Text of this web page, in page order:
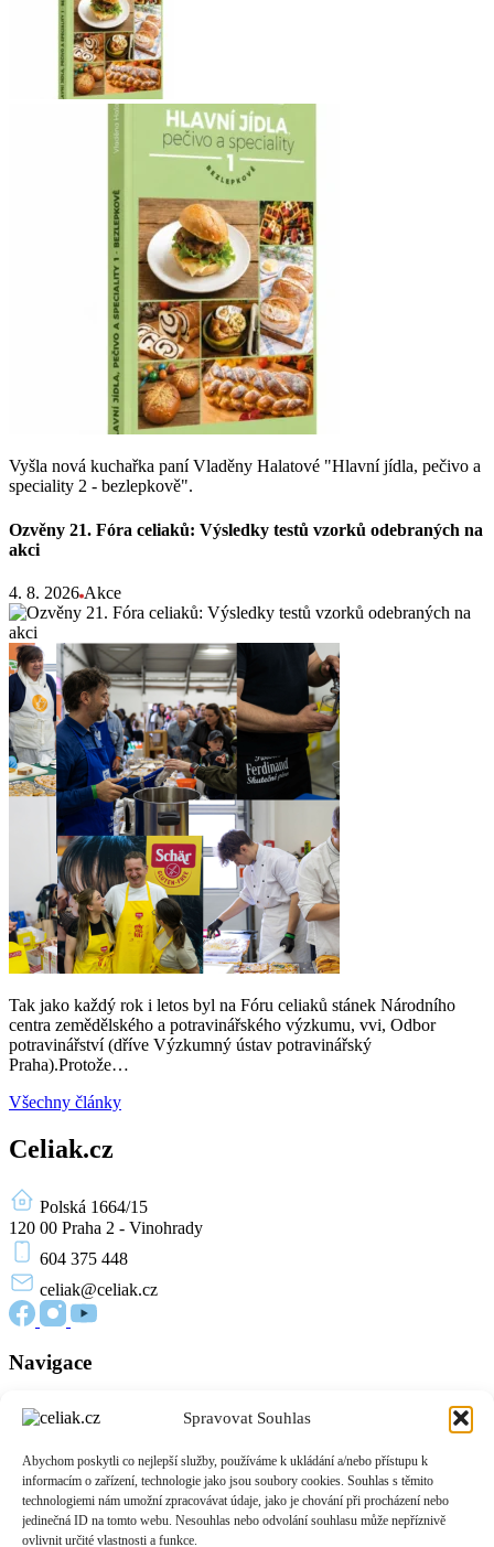
Spravovat Souhlas
Abychom poskytli co nejlepší služby, používáme k ukládání a/nebo přístupu k
informacím o zařízení, technologie jako jsou soubory cookies. Souhlas s těmito
technologiemi nám umožní zpracovávat údaje, jako je chování při procházení nebo
jedinečná ID na tomto webu. Nesouhlas nebo odvolání souhlasu může nepříznivě
ovlivnit určité vlastnosti a funkce.
Vyšla nová kuchařka paní Vladěny Halatové "Hlavní jídla, pečivo a
speciality 2 - bezlepkově".
Ozvěny 21. Fóra celiaků: Výsledky testů vzorků odebraných na
akci
4. 8. 2026 Akce
Tak jako každý rok i letos byl na Fóru celiaků stánek Národního
centra zemědělského a potravinářského výzkumu, vvi, Odbor
potravinářství (dříve Výzkumný ústav potravinářský
Praha).Protože…
Všechny články
Celiak.cz
Polská 1664/15
120 00 Praha 2 - Vinohrady
604 375 448
celiak@celiak.cz
Navigace
Edukační materiály
Přihlášení
Zásady cookies (EU)
Informace